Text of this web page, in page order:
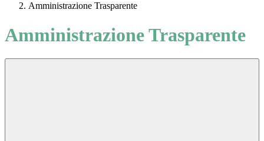
Amministrazione Trasparente
Amministrazione Trasparente